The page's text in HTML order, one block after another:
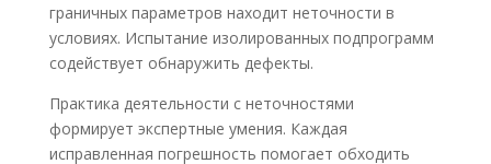
граничных параметров находит неточности в
условиях. Испытание изолированных подпрограмм
содействует обнаружить дефекты.
Практика деятельности с неточностями
формирует экспертные умения. Каждая
исправленная погрешность помогает обходить